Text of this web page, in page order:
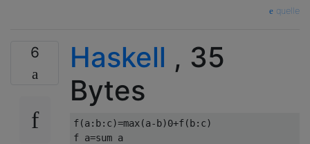
quelle
6 Haskell , 35
Bytes
f(a: b: c)=max(a- b)0+f( b: c)
f a=sum a